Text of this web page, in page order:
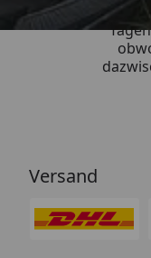
„Die
Versand